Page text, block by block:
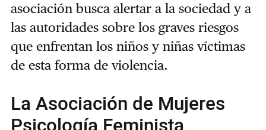
asociación busca alertar a la sociedad y a
las autoridades sobre los graves riesgos
que enfrentan los niños y niñas víctimas
de esta forma de violencia.
La Asociación de Mujeres